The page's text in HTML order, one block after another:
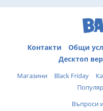
Контакти Общи
Десктоп
Магазини Black Friday
Въпроси